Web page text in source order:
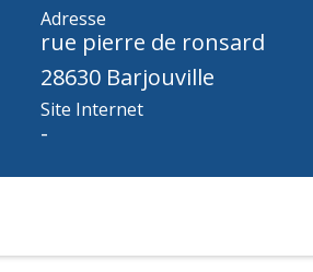
Adresse
rue pierre de ronsard
28630 Barjouville
Site Internet
-